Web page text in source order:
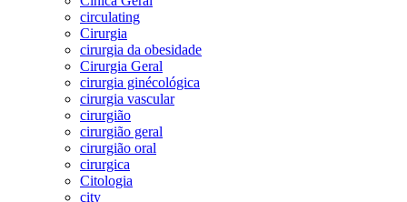
circulating
Cirurgia
cirurgia da obesidade
Cirurgia Geral
cirurgia ginécológica
cirurgia vascular
cirurgião
cirurgião geral
cirurgião oral
cirurgica
Citologia
city